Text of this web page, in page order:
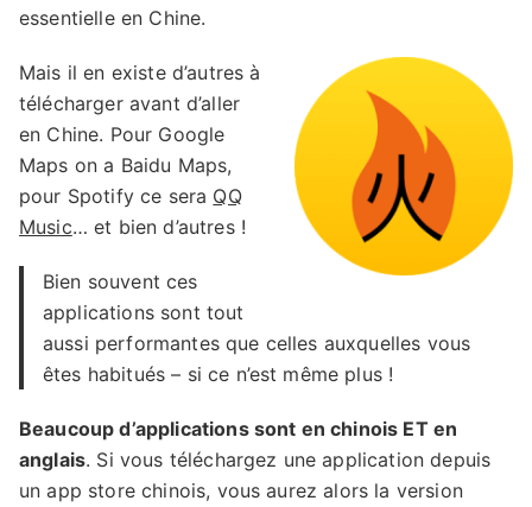
essentielle en Chine.
Mais il en existe d’autres à
télécharger avant d’aller
en Chine. Pour Google
Maps on a Baidu Maps,
pour Spotify ce sera QQ
Music… et bien d’autres !
Bien souvent ces
applications sont tout
aussi performantes que celles auxquelles vous
êtes habitués – si ce n’est même plus !
Beaucoup d’applications sont en chinois ET en
anglais. Si vous téléchargez une application depuis
un app store chinois, vous aurez alors la version